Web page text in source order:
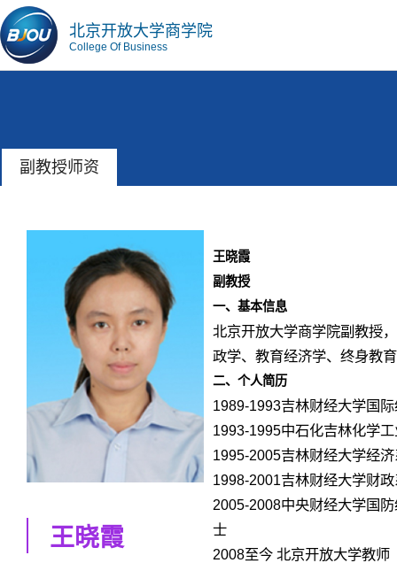
北京开放大学商学院
College Of Business
副教授师资
王晓霞
王晓霞
副教授
一、基本信息
北京开放大学商学院副教授
政学、教育经济学、终身教
二、个人简历
1989-1993吉林财经大学国
1993-1995中石化吉林化学
1995-2005吉林财经大学经
1998-2001吉林财经大学财
2005-2008中央财经大学国
士
2008至今 北京开放大学教师